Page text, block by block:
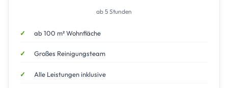
ab 5 Stunden
ab 100 m² Wohnfläche
Großes Reinigungsteam
Alle Leistungen inklusive